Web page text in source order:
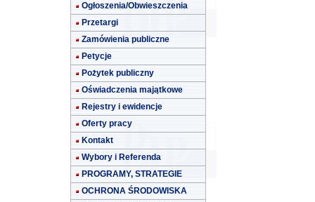
Ogłoszenia/Obwieszczenia
Przetargi
Zamówienia publiczne
Petycje
Pożytek publiczny
Oświadczenia majątkowe
Rejestry i ewidencje
Oferty pracy
Kontakt
Wybory i Referenda
PROGRAMY, STRATEGIE
OCHRONA ŚRODOWISKA